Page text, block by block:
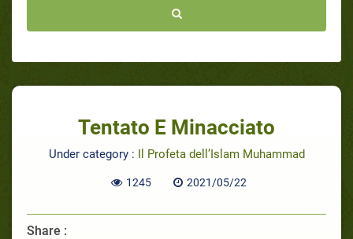
Tentato E Minacciato
Under category : Il Profeta dell’Islam Muhammad
1245 2021/05/22
Share :